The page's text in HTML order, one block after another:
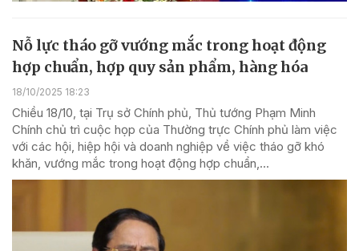
Nỗ lực tháo gỡ vướng mắc trong hoạt động
hợp chuẩn, hợp quy sản phẩm, hàng hóa
18/10/2025 18:23
Chiều 18/10, tại Trụ sở Chính phủ, Thủ tướng Phạm Minh
Chính chủ trì cuộc họp của Thường trực Chính phủ làm việc
với các hội, hiệp hội và doanh nghiệp về việc tháo gỡ khó
khăn, vướng mắc trong hoạt động hợp chuẩn,...